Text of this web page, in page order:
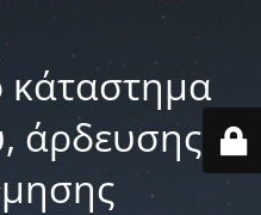
κάταστημα
άρδευσης,